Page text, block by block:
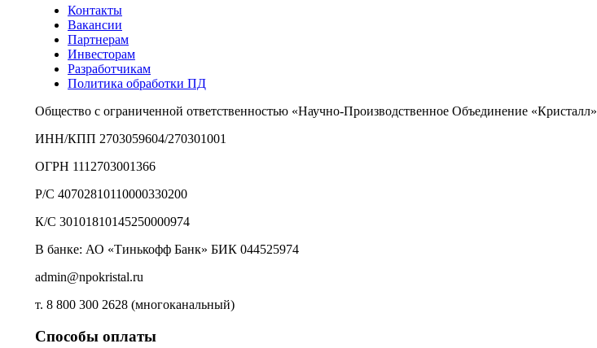
Контакты
Вакансии
Партнерам
Инвесторам
Разработчикам
Политика обработки ПД
Общество с ограниченной ответственностью «Научно-Производственное Объединение «Кристалл»
ИНН/КПП 2703059604/270301001
ОГРН 1112703001366
Р/С 40702810110000330200
К/С 30101810145250000974
В банке: АО «Тинькофф Банк» БИК 044525974
admin@npokristal.ru
т. 8 800 300 2628 (многоканальный)
Способы оплаты